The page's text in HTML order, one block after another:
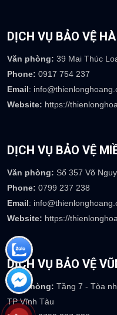
DỊCH VỤ BẢO VỆ
Văn phòng: 39 Mai Thúc
Phone: 0917 754 237
Email:
Website: https://
DỊCH VỤ BẢO VỆ
Văn phòng: Số 357 Võ
Phone: 0799 237 238
Email:
Website: https://
DỊCH VỤ BẢO VỆ
Văn phòng: Tầng 7 - Tòa
TP Vĩnh Tàu